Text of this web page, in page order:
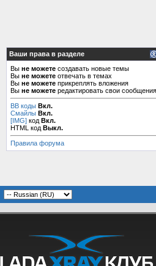
Ваши права в разделе
Вы не можете создавать новые темы
Вы не можете отвечать в темах
Вы не можете прикреплять вложения
Вы не можете редактировать свои сообщения
BB коды Вкл.
Смайлы Вкл.
[IMG] код Вкл.
HTML код Выкл.
Правила форума